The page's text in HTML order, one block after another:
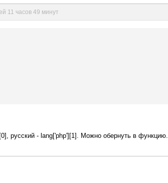
11 часов 49 минут
русский - lang['php'][1]. Можно обернуть в функцию.